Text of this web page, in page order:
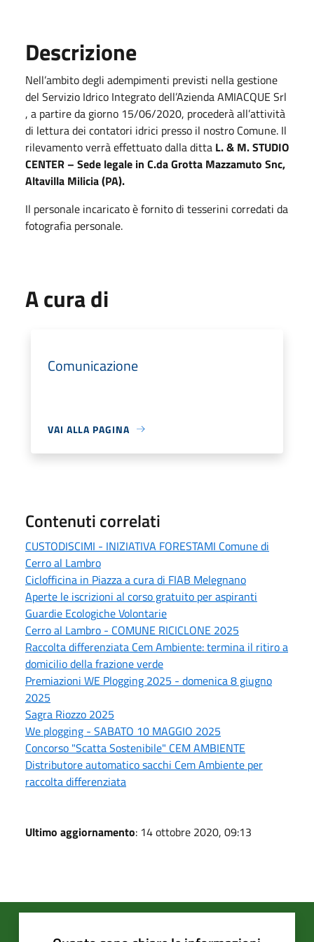
Descrizione
Nell’ambito degli adempimenti previsti nella gestione
del Servizio Idrico Integrato dell’Azienda AMIACQUE Srl
, a partire da giorno 15/06/2020, procederà all’attività
di lettura dei contatori idrici presso il nostro Comune. Il
rilevamento verrà effettuato dalla ditta L. & M. STUDIO
CENTER – Sede legale in C.da Grotta Mazzamuto Snc,
Altavilla Milicia (PA).
Il personale incaricato è fornito di tesserini corredati da
fotografia personale.
A cura di
Comunicazione
VAI ALLA PAGINA
Contenuti correlati
CUSTODISCIMI - INIZIATIVA FORESTAMI Comune di
Cerro al Lambro
Ciclofficina in Piazza a cura di FIAB Melegnano
Aperte le iscrizioni al corso gratuito per aspiranti
Guardie Ecologiche Volontarie
Cerro al Lambro - COMUNE RICICLONE 2025
Raccolta differenziata Cem Ambiente: termina il ritiro a
domicilio della frazione verde
Premiazioni WE Plogging 2025 - domenica 8 giugno
2025
Sagra Riozzo 2025
We plogging - SABATO 10 MAGGIO 2025
Concorso "Scatta Sostenibile" CEM AMBIENTE
Distributore automatico sacchi Cem Ambiente per
raccolta differenziata
Ultimo aggiornamento: 14 ottobre 2020, 09:13